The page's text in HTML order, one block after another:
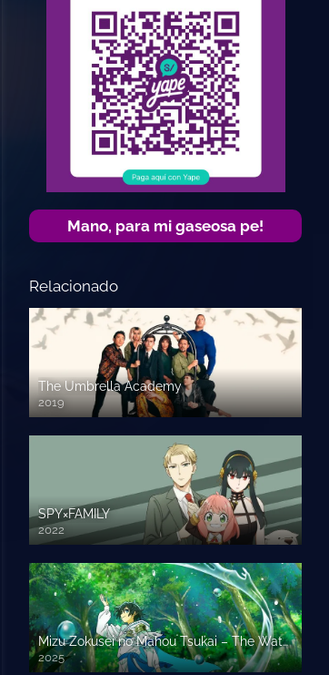
Mano, para mi gaseosa pe!
Relacionado
The Umbrella Academy
2019
SPY×FAMILY
2022
Mizu Zokusei no Mahou Tsukai – The Water Magician
2025